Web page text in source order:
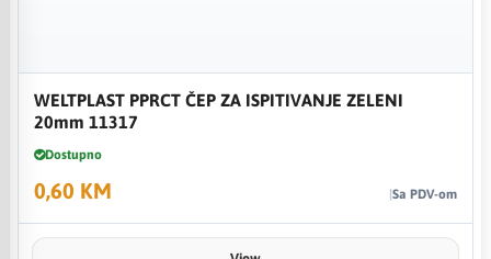
WELTPLAST PPRCT ČEP ZA ISPITIVANJE ZELENI
20mm 11317
Dostupno
0,60 KM Sa PDV-om